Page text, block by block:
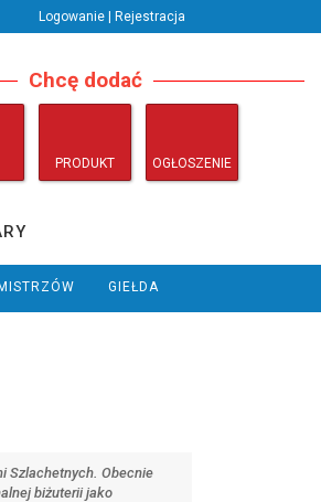
Logowanie | Rejestracja
Chcę dodać
PRODUKT OGŁOSZENIE
GIEŁDA
Szlachetnych. Obecnie
biżuterii jako